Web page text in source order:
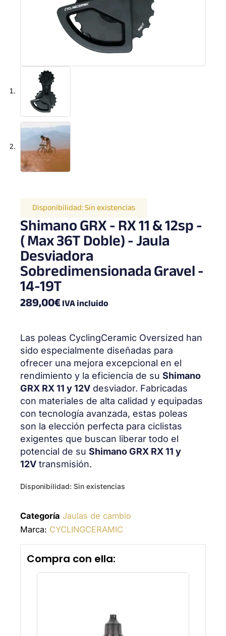
Disponibilidad:Sin existencias
Shimano GRX - RX 11 & 12sp -
( Max 36T Doble) - Jaula
Desviadora
Sobredimensionada Gravel -
14-19T
289,00€IVA incluido
Las poleas CyclingCeramic Oversized han
sido especialmente diseñadas para
ofrecer una mejora excepcional en el
rendimiento y la eficiencia de su Shimano
GRX RX 11 y 12V desviador. Fabricadas
con materiales de alta calidad y equipadas
con tecnología avanzada, estas poleas
son la elección perfecta para ciclistas
exigentes que buscan liberar todo el
potencial de su Shimano GRX RX 11 y
12V transmisión.
Disponibilidad: Sin existencias
Categoría Jaulas de cambio
Marca: CYCLINGCERAMIC
Compra con ella: